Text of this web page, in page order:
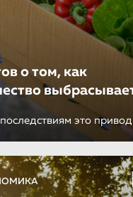
о том, как
это